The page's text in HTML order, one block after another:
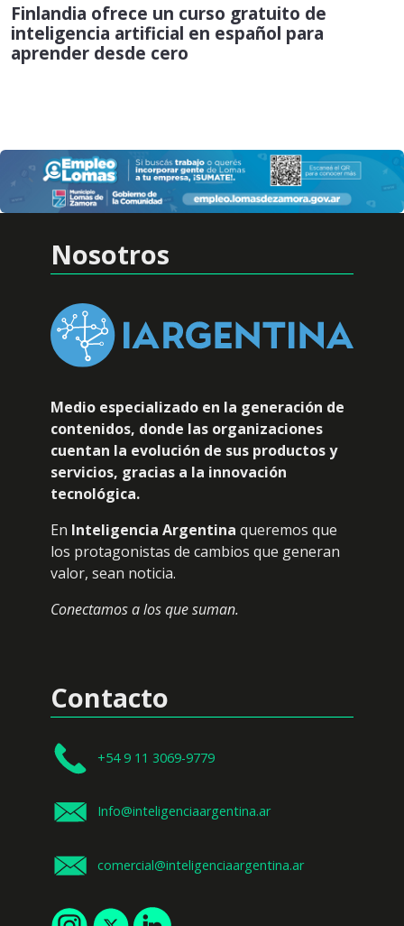
Finlandia ofrece un curso gratuito de
inteligencia artificial en español para
aprender desde cero
Nosotros
Medio especializado en la generación de
contenidos, donde las organizaciones
cuentan la evolución de sus productos y
servicios, gracias a la innovación
tecnológica.
En Inteligencia Argentina queremos que
los protagonistas de cambios que generan
valor, sean noticia.
Conectamos a los que suman.
Contacto
+54 9 11 3069-9779
Info@inteligenciaargentina.ar
comercial@inteligenciaargentina.ar